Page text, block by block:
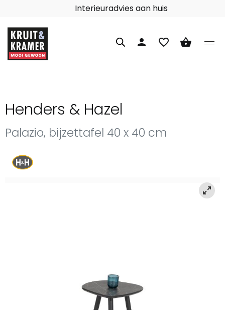
Interieuradvies aan huis
person favorite_border shopping_basket
Henders & Hazel
Palazio, bijzettafel 40 x 40 cm